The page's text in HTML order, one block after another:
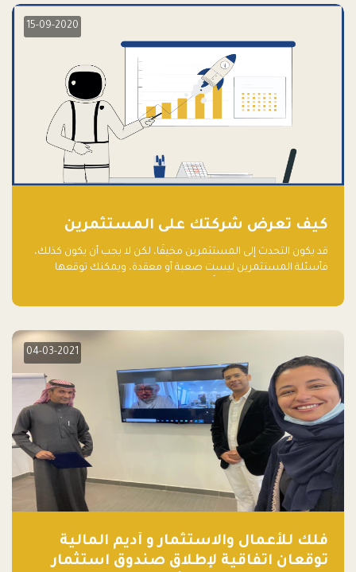
15-09-2020
كيف تعرض شركتك على المستثمرين
قد يكون التحدث إلى المستثمرين مخيفًا، لكن لا يجب أن يكون كذلك،
فأسئلة المستثمرين ليست صعبة أو معقدة، ويمكنك توقعها
04-03-2021
فلك للأعمال والاستثمار و أديم المالية
توقعان اتفاقية لإطلاق صندوق استثمار